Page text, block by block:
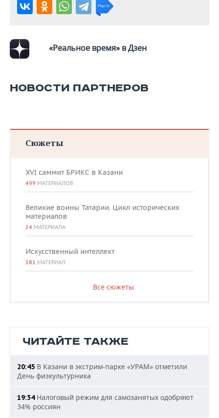
«Реальное время» в Дзен
НОВОСТИ ПАРТНЕРОВ
Сюжеты
XVI саммит БРИКС в Казани
499 МАТЕРИАЛОВ
Великие воины Татарии. Цикл исторических
материалов
24 МАТЕРИАЛА
Искусственный интеллект
181 МАТЕРИАЛ
Все сюжеты
ЧИТАЙТЕ ТАКЖЕ
20:45 В Казани в экстрим-парке «УРАМ» отметили
День физкультурника
19:34Налоговый режим для самозанятых одобряют
34% россиян